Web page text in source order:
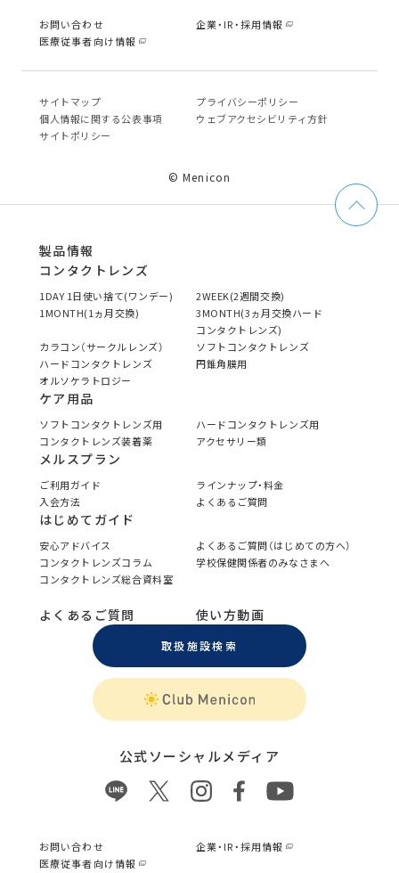
お問い合わせ
企業・IR・採用情報
医療従事者向け情報
サイトマップ
プライバシーポリシー
個⼈情報に関する公表事項
ウェブアクセシビリティ方針
サイトポリシー
© Menicon
製品情報
コンタクトレンズ
1DAY 1日使い捨て(ワンデー)
2WEEK(2週間交換)
1MONTH(1ヵ月交換)
3MONTH(3ヵ月交換ハード
コンタクトレンズ)
カラコン（サークルレンズ）
ソフトコンタクトレンズ
ハードコンタクトレンズ
円錐角膜用
オルソケラトロジー
ケア用品
ソフトコンタクトレンズ用
ハードコンタクトレンズ用
コンタクトレンズ装着薬
アクセサリー類
メルスプラン
ご利用ガイド
ラインナップ・料金
入会方法
よくあるご質問
はじめてガイド
安心アドバイス
よくあるご質問（はじめての方へ）
コンタクトレンズコラム
学校保健関係者のみなさまへ
コンタクトレンズ総合資料室
よくあるご質問 使い方動画
取扱施設検索
公式ソーシャルメディア
お問い合わせ
企業・IR・採用情報
医療従事者向け情報